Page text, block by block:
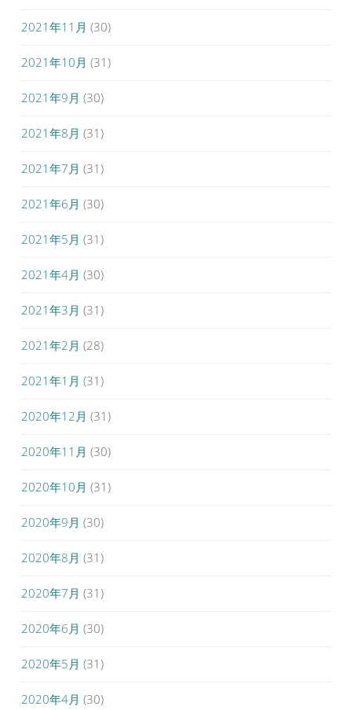
2021年11月 (30)
2021年10月 (31)
2021年9月 (30)
2021年8月 (31)
2021年7月 (31)
2021年6月 (30)
2021年5月 (31)
2021年4月 (30)
2021年3月 (31)
2021年2月 (28)
2021年1月 (31)
2020年12月 (31)
2020年11月 (30)
2020年10月 (31)
2020年9月 (30)
2020年8月 (31)
2020年7月 (31)
2020年6月 (30)
2020年5月 (31)
2020年4月 (30)